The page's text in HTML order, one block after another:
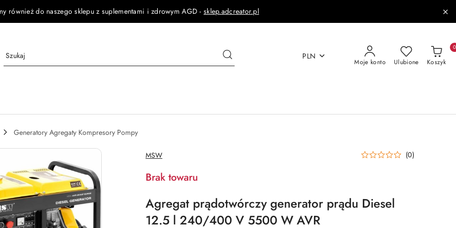
również do naszego sklepu z suplementami i zdrowym AGD - sklep.adcreator.pl
PLN
Moje konto Ulubione Koszyk
0
Generatory Agregaty Kompresory Pompy
NAZWA
PRODUCENTA:
MSW (0)
Brak towaru
Agregat prądotwórczy generator prądu Diesel
12.5 l 240/400 V 5500 W AVR